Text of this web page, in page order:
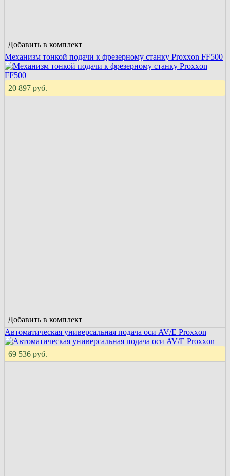
Добавить в комплект
Механизм тонкой подачи к фрезерному станку Proxxon FF500
20 897 руб.
Добавить в комплект
Автоматическая универсальная подача оси AV/E Proxxon
69 536 руб.